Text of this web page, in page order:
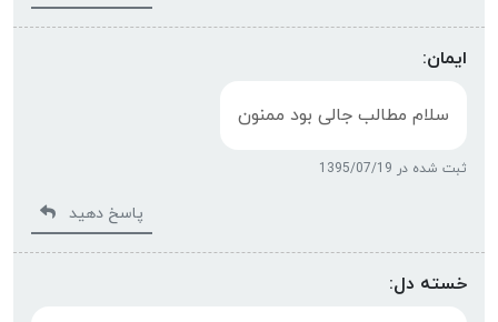
ایمان:
سلام مطالب جالی بود ممنون
ثبت شده در 1395/07/19
پاسخ دهید
خسته دل: